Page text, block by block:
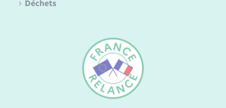
Déchets